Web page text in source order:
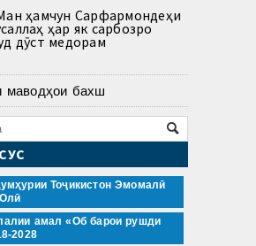
ҳамчун Сарфармондеҳи
ҳар як сарбозро
дӯст медорам
маводҳои бахш
Тоҷикистон Эмомалӣ
амал «Об барои рушди
2028